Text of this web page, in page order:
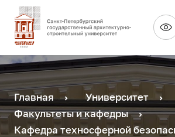
Главная
Университет
Факультеты и кафедры
Кафедра техносферной